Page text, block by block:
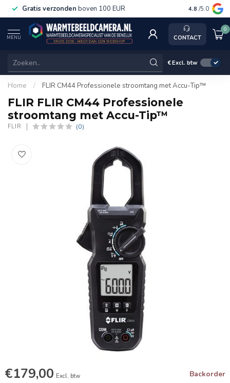
Gratis verzonden boven 100 EUR Service,
4.8 /5.0
MENU CONTACT
0
€Excl. btw
Home / FLIR CM44 Professionele stroomtang met Accu-Tip™
FLIR FLIR CM44 Professionele
stroomtang met Accu-Tip™
FLIR (0)
€179,00 Excl. btw Backorder